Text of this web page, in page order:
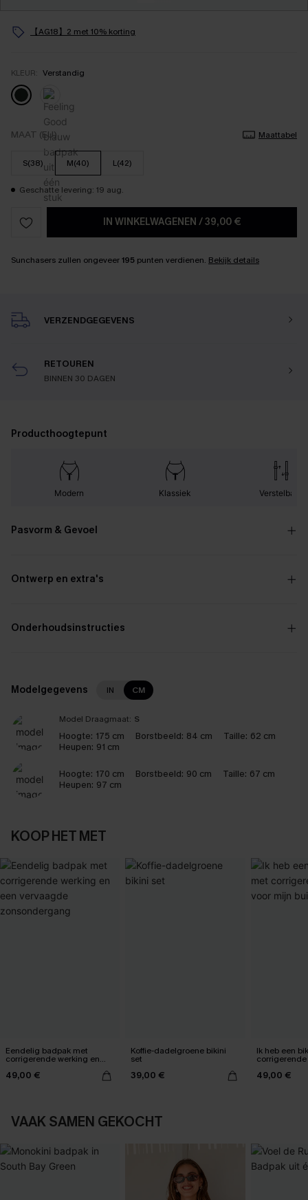
【AG18】2 met 10% korting
KLEUR: Verstandig
MAAT (EU) Maattabel
S(38) M(40) L(42)
Geschatte levering: 19 aug.
IN WINKELWAGENEN /39,00 €
Sunchasers zullen ongeveer195 punten verdienen. Bekijk details
VERZENDGEGEVENS
RETOUREN
BINNEN 30 DAGEN
Producthoogtepunt
Modern Klassiek Verstelbaar
Pasvorm & Gevoel
Ontwerp en extra's
Onderhoudsinstructies
Modelgegevens IN CM
Model Draagmaat: S
Hoogte: 175 cm Borstbeeld: 84 cm Taille: 62 cm
Heupen: 91 cm
Hoogte: 170 cm Borstbeeld: 90 cm Taille: 67 cm
Heupen: 97 cm
KOOP HET MET
Eendelig badpak met
corrigerende werking en
een vervaagde
zonsondergang
49,00 €
Koffie-dadelgroene bikini
set
39,00 €
Ik heb een
mijn buik
49,00 €
VAAK SAMEN GEKOCHT